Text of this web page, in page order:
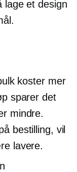
lage et design
koster mer
sparer det
mindre.
bestilling, vil
lavere.